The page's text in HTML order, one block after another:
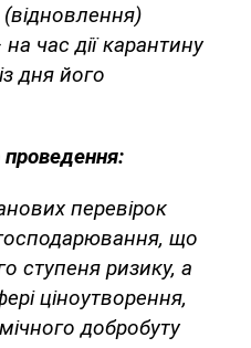
час дії карантину
дня його
перевірок
господарювання, що
ступеня ризику, а
ціноутворення,
добробуту